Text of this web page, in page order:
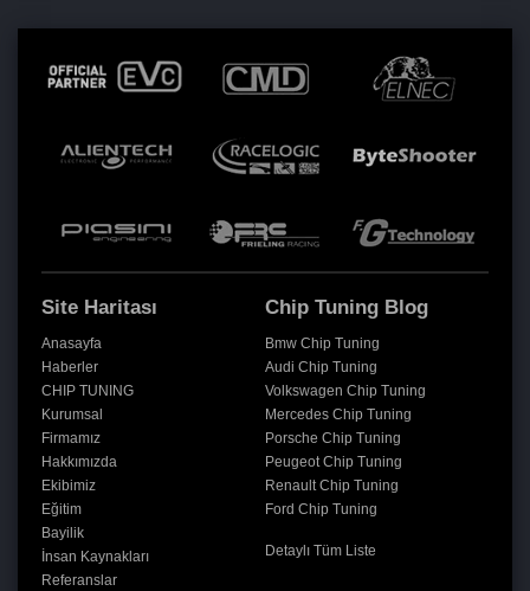
Site Haritası
Anasayfa
Haberler
CHIP TUNING
Kurumsal
Firmamız
Hakkımızda
Ekibimiz
Eğitim
Bayilik
İnsan Kaynakları
Referanslar
Chip Tuning Blog
Bmw Chip Tuning
Audi Chip Tuning
Volkswagen Chip Tuning
Mercedes Chip Tuning
Porsche Chip Tuning
Peugeot Chip Tuning
Renault Chip Tuning
Ford Chip Tuning
Detaylı Tüm Liste